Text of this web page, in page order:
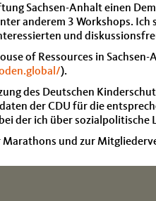
Sachsen-Anhalt einen
anderem 3 Workshops.
und
of Ressources in
).
des Deutschen
der CDU für die
der ich über sozialpolitische
und zur